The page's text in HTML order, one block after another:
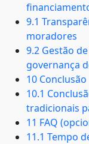
9.1
moradores
9.2 Gestão
governança
10 Conclusão
10.1
tradicionais
11 FAQ
11.1 Tempo